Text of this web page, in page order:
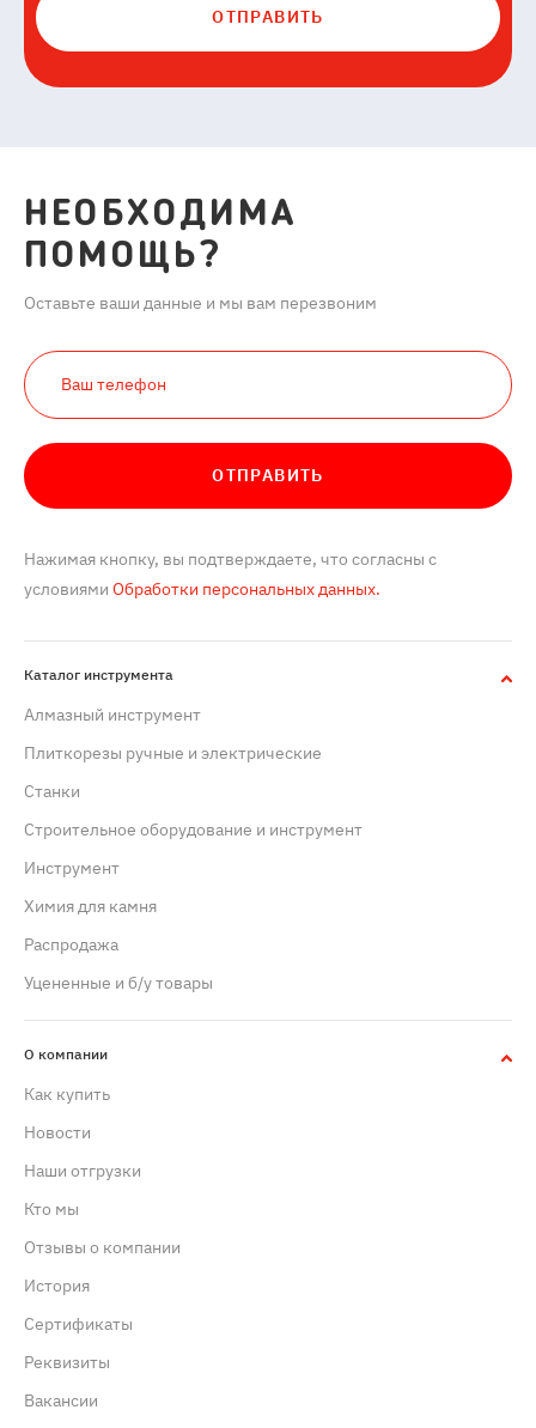
ОТПРАВИТЬ
НЕОБХОДИМА
ПОМОЩЬ?
Оставьте ваши данные и мы вам перезвоним
ОТПРАВИТЬ
Нажимая кнопку, вы подтверждаете, что согласны с
условиями Обработки персональных данных.
Каталог инструмента
Алмазный инструмент
Плиткорезы ручные и электрические
Станки
Строительное оборудование и инструмент
Инструмент
Химия для камня
Распродажа
Уцененные и б/у товары
О компании
Как купить
Новости
Наши отгрузки
Кто мы
Отзывы о компании
История
Сертификаты
Реквизиты
Вакансии